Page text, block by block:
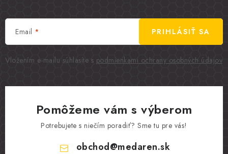
Email
Vložením e-mailu súhlasíte s podmienkami ochrany osobných údajov
PRIHLÁSIŤ SA
Pomôžeme vám s výberom
Potrebujete s niečím poradiť? Sme tu pre vás!
obchod@medaren.sk